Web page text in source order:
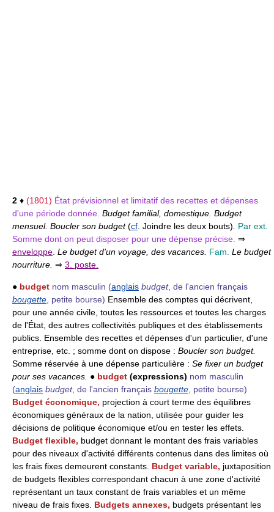
2 ♦ (1801) État prévisionnel et limitatif des recettes et dépenses
d'une période donnée. Budget familial, domestique. Budget
mensuel. Boucler son budget(cf . Joindre les deux bouts)
Par ext.
Somme dont on peut disposer pour une dépense précise. ⇒
enveloppe Le budget d'un voyage, des vacances. Fam. Le budget
nourriture. ⇒ 3. poste.
● budget nom masculin (anglais budget, de l'ancien français
bougette , petite bourse) Ensemble des comptes qui décrivent,
pour une année civile, toutes les ressources et toutes les charges
de l'État, des autres collectivités publiques et des établissements
publics. Ensemble des recettes et dépenses d'un particulier, d'une
entreprise, etc. ; somme dont on dispose : Boucler son budget.
Somme réservée à une dépense particulière : Se fixer un budget
pour ses vacances. ● budget (expressions) nom masculin
(anglais budget, de l'ancien français bougette , petite bourse)
Budget économique, projection à court terme des équilibres
économiques généraux de la nation, utilisée pour guider les
décisions de politique économique et/ou en tester les effets.
Budget flexible, budget donnant le montant des frais variables
pour des niveaux d'activité différents contenus dans des limites où
les frais fixes demeurent constants. Budget variable, juxtaposition
de budgets flexibles correspondant chacun à une zone d'activité
représentant un taux constant de frais variables et un même
niveau de frais fixes. Budgets annexes, budgets présentant les